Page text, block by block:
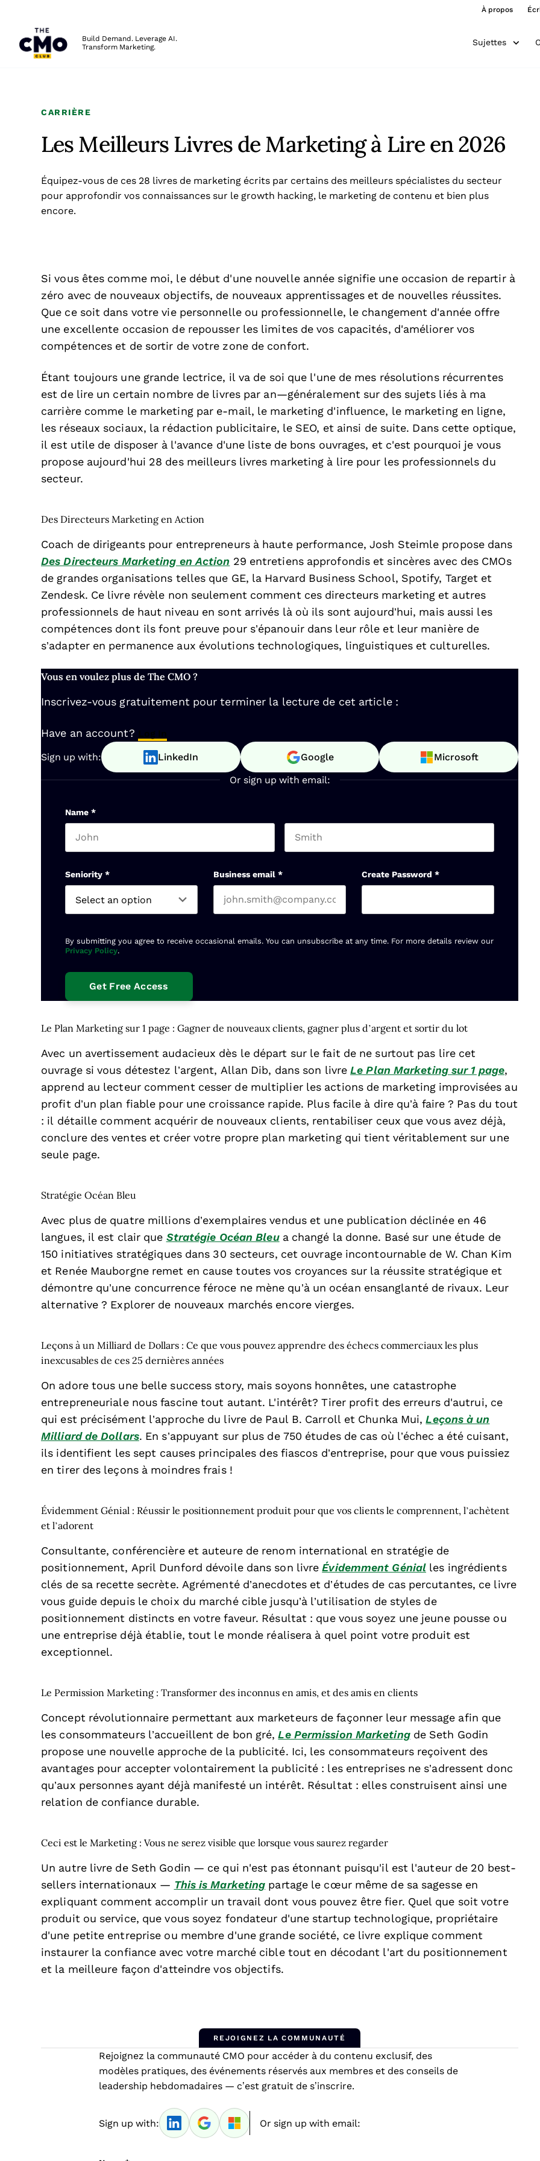
À propos
Build Demand. Leverage AI.
Transform Marketing.
Sujettes
CARRIÈRE
Les Meilleurs Livres de Marketing à Lire en 2026
Équipez-vous de ces 28 livres de marketing écrits par certains des meilleurs spécialistes du secteur
pour approfondir vos connaissances sur le growth hacking, le marketing de contenu et bien plus
encore.
Si vous êtes comme moi, le début d'une nouvelle année signifie une occasion de repartir à
zéro avec de nouveaux objectifs, de nouveaux apprentissages et de nouvelles réussites.
Que ce soit dans votre vie personnelle ou professionnelle, le changement d'année offre
une excellente occasion de repousser les limites de vos capacités, d'améliorer vos
compétences et de sortir de votre zone de confort.
Étant toujours une grande lectrice, il va de soi que l'une de mes résolutions récurrentes
est de lire un certain nombre de livres par an—généralement sur des sujets liés à ma
carrière comme le marketing par e-mail, le marketing d'influence, le marketing en ligne,
les réseaux sociaux, la rédaction publicitaire, le SEO, et ainsi de suite. Dans cette optique,
il est utile de disposer à l'avance d'une liste de bons ouvrages, et c'est pourquoi je vous
propose aujourd'hui 28 des meilleurs livres marketing à lire pour les professionnels du
secteur.
Des Directeurs Marketing en Action
Coach de dirigeants pour entrepreneurs à haute performance, Josh Steimle propose dans
Des Directeurs Marketing en Action 29 entretiens approfondis et sincères avec des CMOs
de grandes organisations telles que GE, la Harvard Business School, Spotify, Target et
Zendesk. Ce livre révèle non seulement comment ces directeurs marketing et autres
professionnels de haut niveau en sont arrivés là où ils sont aujourd’hui, mais aussi les
compétences dont ils font preuve pour s’épanouir dans leur rôle et leur manière de
s’adapter en permanence aux évolutions technologiques, linguistiques et culturelles.
Vous en voulez plus de The CMO ?
Inscrivez-vous gratuitement pour terminer la lecture de cet article :
Have an account? Log In
Sign up with: LinkedIn Google Microsoft
Or sign up with email:
Name *
Seniority * Business email * Create Password *
By submitting you agree to receive occasional emails. You can unsubscribe at any time. For more details review our
Privacy Policy.
Le Plan Marketing sur 1 page : Gagner de nouveaux clients, gagner plus d’argent et sortir du lot
Avec un avertissement audacieux dès le départ sur le fait de ne surtout pas lire cet
ouvrage si vous détestez l’argent, Allan Dib, dans son livreLe Plan Marketing sur 1 page,
apprend au lecteur comment cesser de multiplier les actions de marketing improvisées au
profit d’un plan fiable pour une croissance rapide. Plus facile à dire qu’à faire ? Pas du tout
: il détaille comment acquérir de nouveaux clients, rentabiliser ceux que vous avez déjà,
conclure des ventes et créer votre propre plan marketing qui tient véritablement sur une
seule page.
Stratégie Océan Bleu
Avec plus de quatre millions d’exemplaires vendus et une publication déclinée en 46
langues, il est clair que Stratégie Océan Bleua changé la donne. Basé sur une étude de
150 initiatives stratégiques dans 30 secteurs, cet ouvrage incontournable de W. Chan Kim
et Renée Mauborgne remet en cause toutes vos croyances sur la réussite stratégique et
démontre qu’une concurrence féroce ne mène qu’à un océan ensanglanté de rivaux. Leur
alternative ? Explorer de nouveaux marchés encore vierges.
Leçons à un Milliard de Dollars : Ce que vous pouvez apprendre des échecs commerciaux les plus
inexcusables de ces 25 dernières années
On adore tous une belle success story, mais soyons honnêtes, une catastrophe
entrepreneuriale nous fascine tout autant. L'intérêt? Tirer profit des erreurs d'autrui, ce
qui est précisément l’approche du livre de Paul B. Carroll et Chunka Mui,Leçons à un
Milliard de Dollars. En s’appuyant sur plus de 750 études de cas où l’échec a été cuisant,
ils identifient les sept causes principales des fiascos d’entreprise, pour que vous puissiez
en tirer des leçons à moindres frais !
Évidemment Génial : Réussir le positionnement produit pour que vos clients le comprennent, l’achètent
et l’adorent
Consultante, conférencière et auteure de renom international en stratégie de
positionnement, April Dunford dévoile dans son livreÉvidemment Génial les ingrédients
clés de sa recette secrète. Agrémenté d’anecdotes et d’études de cas percutantes, ce livre
vous guide depuis le choix du marché cible jusqu’à l’utilisation de styles de
positionnement distincts en votre faveur. Résultat : que vous soyez une jeune pousse ou
une entreprise déjà établie, tout le monde réalisera à quel point votre produit est
exceptionnel.
Le Permission Marketing : Transformer des inconnus en amis, et des amis en clients
Concept révolutionnaire permettant aux marketeurs de façonner leur message afin que
les consommateurs l’accueillent de bon gré,Le Permission Marketingde Seth Godin
propose une nouvelle approche de la publicité. Ici, les consommateurs reçoivent des
avantages pour accepter volontairement la publicité : les entreprises ne s’adressent donc
qu’aux personnes ayant déjà manifesté un intérêt. Résultat : elles construisent ainsi une
relation de confiance durable.
Ceci est le Marketing : Vous ne serez visible que lorsque vous saurez regarder
Un autre livre de Seth Godin — ce qui n'est pas étonnant puisqu'il est l'auteur de 20 best-
sellers internationaux — This is Marketing partage le cœur même de sa sagesse en
expliquant comment accomplir un travail dont vous pouvez être fier. Quel que soit votre
produit ou service, que vous soyez fondateur d'une startup technologique, propriétaire
d'une petite entreprise ou membre d'une grande société, ce livre explique comment
instaurer la confiance avec votre marché cible tout en décodant l'art du positionnement
et la meilleure façon d'atteindre vos objectifs.
REJOIGNEZ LA COMMUNAUTÉ
Rejoignez la communauté CMO pour accéder à du contenu exclusif, des
modèles pratiques, des événements réservés aux membres et des conseils de
leadership hebdomadaires — c’est gratuit de s’inscrire.
Sign up with: Or sign up with email: